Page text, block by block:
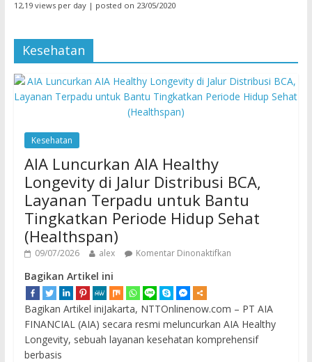
12,19 views per day| posted on 23/05/2020
Kesehatan
Kesehatan
AIA Luncurkan AIA Healthy
Longevity di Jalur Distribusi BCA,
Layanan Terpadu untuk Bantu
Tingkatkan Periode Hidup Sehat
(Healthspan)
09/07/2026 alex Komentar Dinonaktifkan
Bagikan Artikel ini
Bagikan Artikel iniJakarta, NTTOnlinenow.com – PT AIA
FINANCIAL (AIA) secara resmi meluncurkan AIA Healthy
Longevity, sebuah layanan kesehatan komprehensif
berbasis